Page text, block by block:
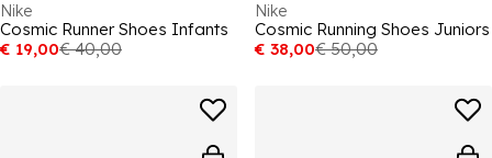
Nike
Cosmic Runner Shoes Infants
€ 19,00€ 40,00
Nike
Cosmic Running Shoes Juniors
€ 38,00€ 50,00